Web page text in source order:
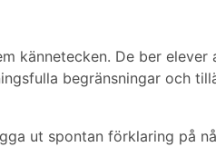
kännetecken. De ber elever
begränsningar och
ut spontan förklaring på